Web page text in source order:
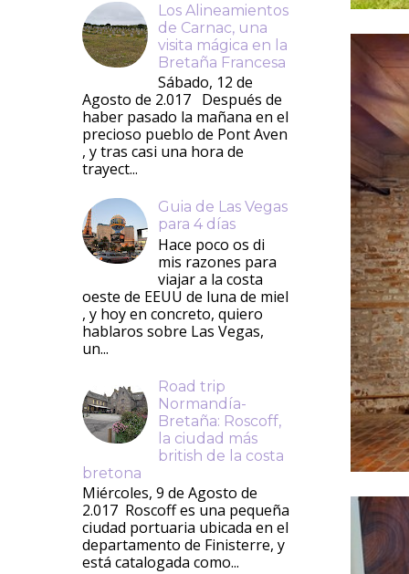
Los Alineamientos
de Carnac, una
visita mágica en la
Bretaña Francesa
Sábado, 12 de
Agosto de 2.017 Después de
haber pasado la mañana en el
precioso pueblo de Pont Aven
, y tras casi una hora de
trayect...
Guia de Las Vegas
para 4 días
Hace poco os di
mis razones para
viajar a la costa
oeste de EEUU de luna de miel
, y hoy en concreto, quiero
hablaros sobre Las Vegas,
un...
Road trip
Normandía-
Bretaña: Roscoff,
la ciudad más
british de la costa
bretona
Miércoles, 9 de Agosto de
2.017 Roscoff es una pequeña
ciudad portuaria ubicada en el
departamento de Finisterre, y
está catalogada como...